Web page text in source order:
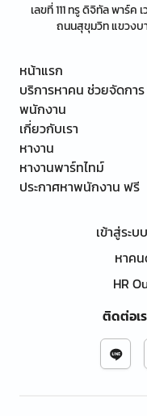
เลขที่ 111 ทรู ดิจิทัล พาร์ค
ถนนสุขุมวิท แขวงบ
หน้าแรก
บริการหาคน ช่วยจัดการ
พนักงาน
เกี่ยวกับเรา
หางาน
หางานพาร์ทไทม์
ประกาศหาพนักงาน ฟรี
เข้าสู่ระ
หาคน
HR
ติดต่อเ